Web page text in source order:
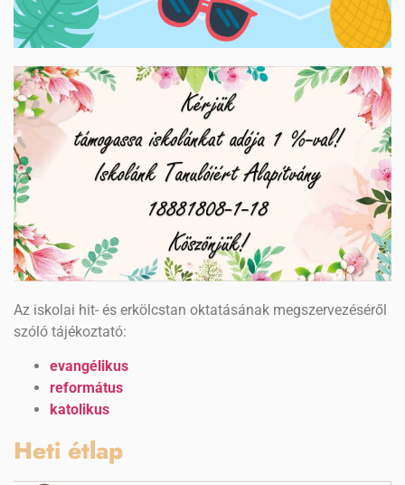
Az iskolai hit- és erkölcstan oktatásának megszervezéséről
szóló tájékoztató:
evangélikus
református
katolikus
Heti étlap